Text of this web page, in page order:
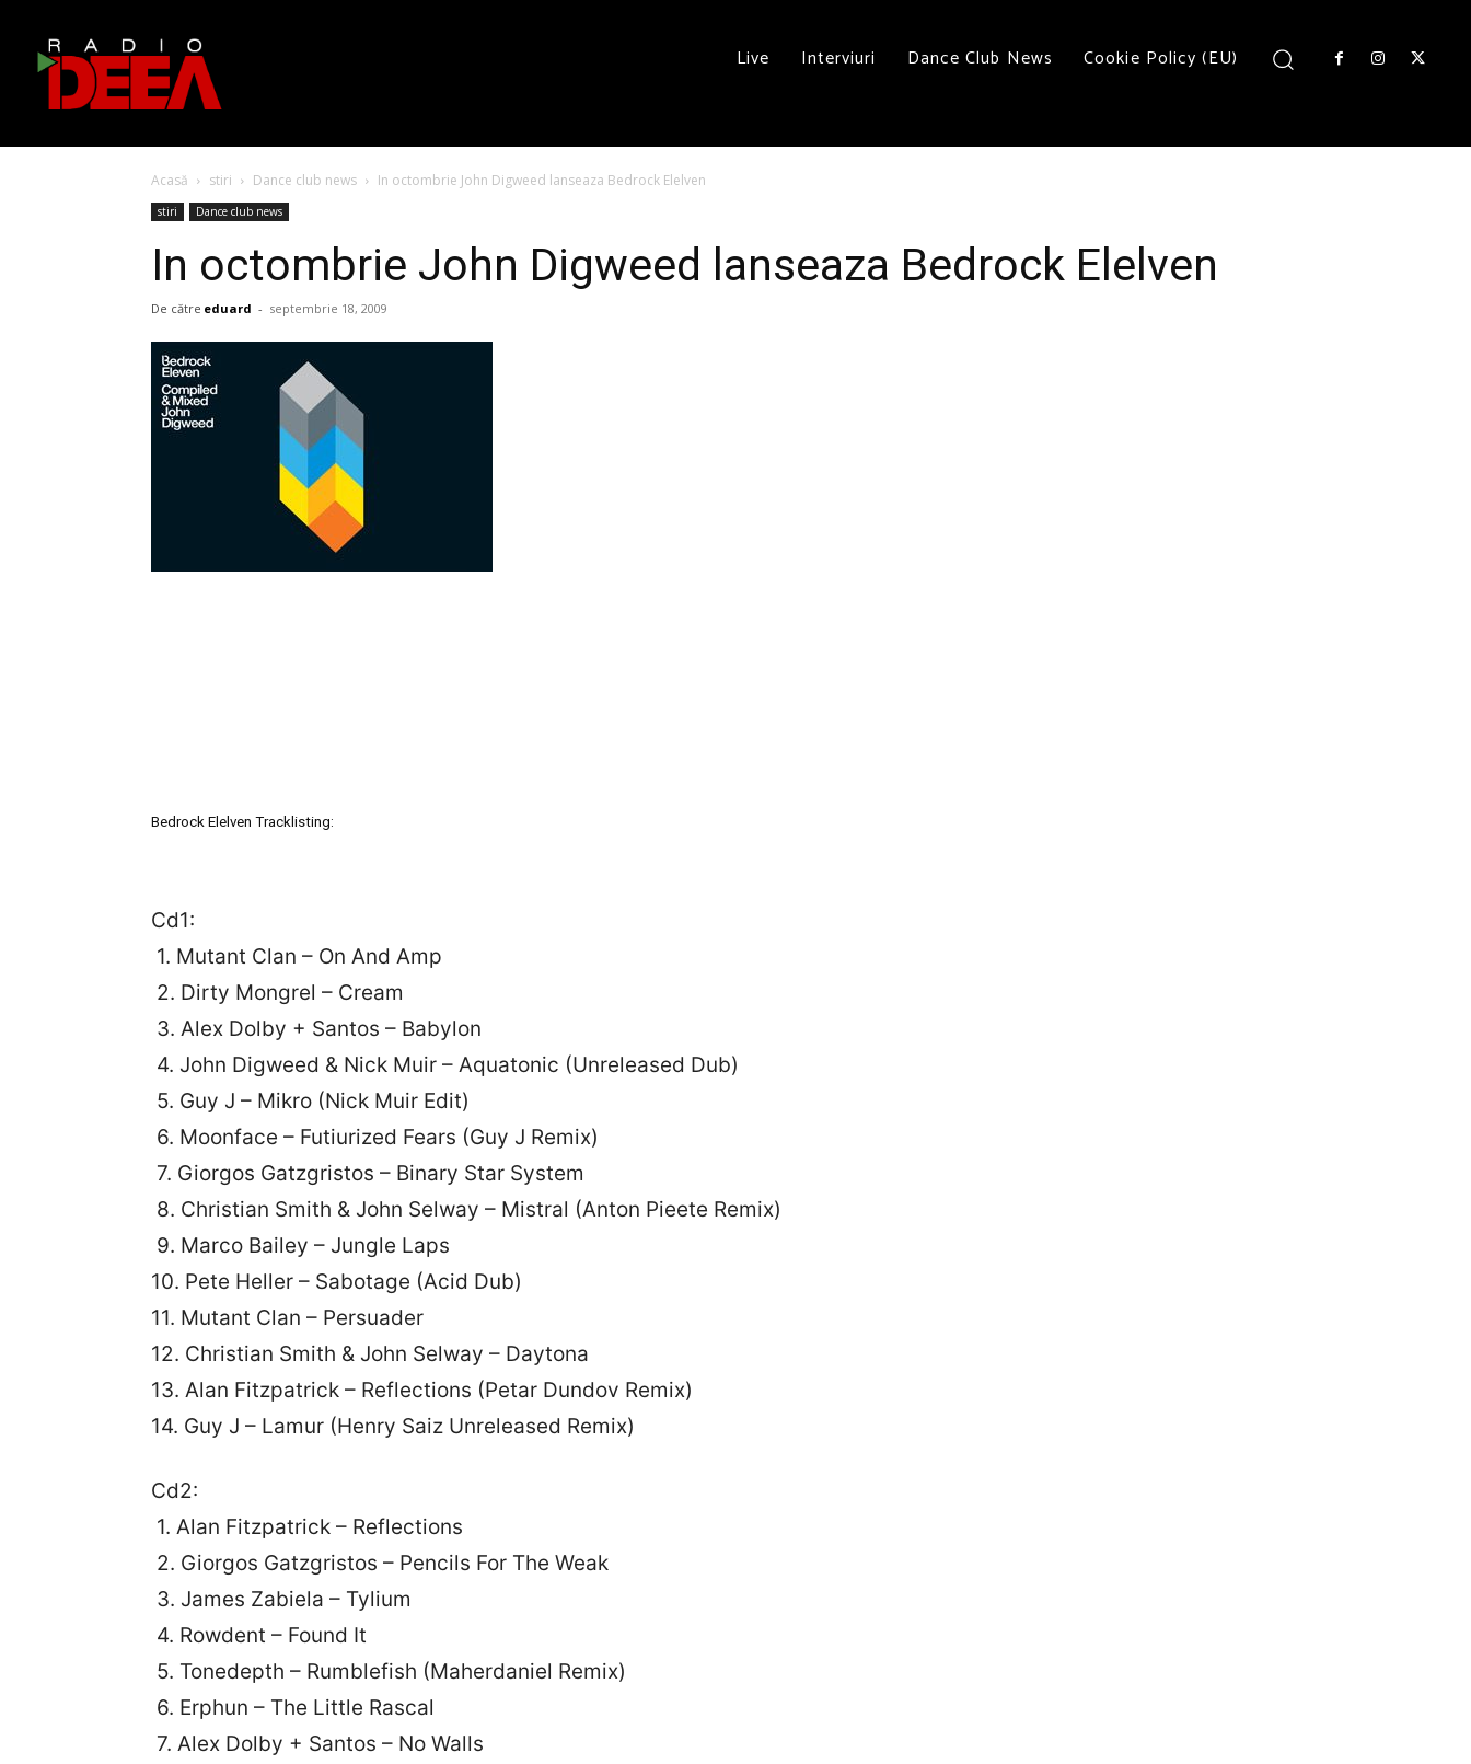
Live Interviuri Dance Club News Cookie Policy (EU)
Acasă stiri Dance club news In octombrie John Digweed lanseaza Bedrock Elelven
stiri Dance club news
In octombrie John Digweed lanseaza Bedrock Elelven
De către eduard - septembrie 18, 2009
Bedrock Elelven Tracklisting:
Cd1:
1. Mutant Clan – On And Amp
2. Dirty Mongrel – Cream
3. Alex Dolby + Santos – Babylon
4. John Digweed & Nick Muir – Aquatonic (Unreleased Dub)
5. Guy J – Mikro (Nick Muir Edit)
6. Moonface – Futiurized Fears (Guy J Remix)
7. Giorgos Gatzgristos – Binary Star System
8. Christian Smith & John Selway – Mistral (Anton Pieete Remix)
9. Marco Bailey – Jungle Laps
10. Pete Heller – Sabotage (Acid Dub)
11. Mutant Clan – Persuader
12. Christian Smith & John Selway – Daytona
13. Alan Fitzpatrick – Reflections (Petar Dundov Remix)
14. Guy J – Lamur (Henry Saiz Unreleased Remix)
Cd2:
1. Alan Fitzpatrick – Reflections
2. Giorgos Gatzgristos – Pencils For The Weak
3. James Zabiela – Tylium
4. Rowdent – Found It
5. Tonedepth – Rumblefish (Maherdaniel Remix)
6. Erphun – The Little Rascal
7. Alex Dolby + Santos – No Walls